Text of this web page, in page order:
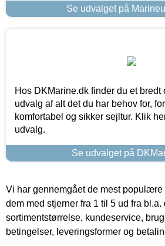
Se udvalget på
Hos DKMarine.dk finder du et bredt
udvalg af alt det du har behov for,
komfortabel og sikker sejltur. Klik
udvalg.
Se udvalget på
Vi har gennemgået de mest
dem med stjerner fra 1 til 5 ud fra
sortimentstørrelse, kundeservice,
betingelser, leveringsformer og